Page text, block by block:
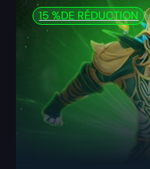
15 %DE RÉDUCTION